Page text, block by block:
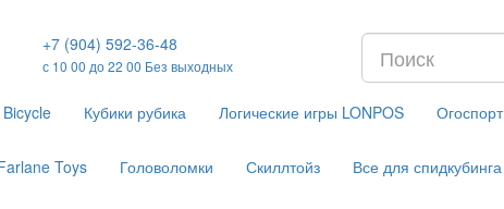
+7 (904) 592-36-48
с 10 00 до 22 00 Без выходных
Кубики рубика Логические игры LONPOS Огоспорт
Toys Головоломки Скиллтойз Все для спидкубинга